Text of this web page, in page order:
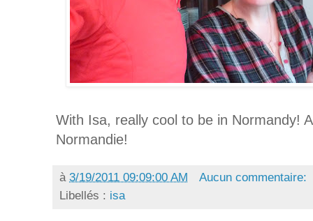
With Isa, really cool to be in Normandy!
Normandie!
à 3/19/2011 09:09:00 AM
Aucun commentaire:
Libellés : isa